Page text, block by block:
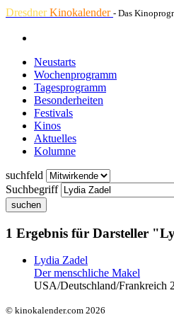
DresdnerKinokalender - Das
Neustarts
Wochenprogramm
Tagesprogramm
Besonderheiten
Festivals
Kinos
Aktuelles
Kolumne
suchfeld
Suchbegriff
suchen
1 Ergebnis für Darsteller
Lydia Zadel
Der menschliche Makel
USA/Deutschland/Frankreich
© kinokalender.com 2026